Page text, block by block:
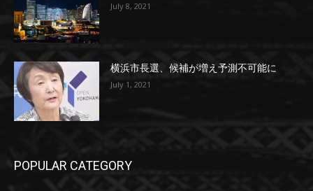
July 8, 2021
横浜市長選、候補が増え予測不可能に
July 1, 2021
POPULAR CATEGORY